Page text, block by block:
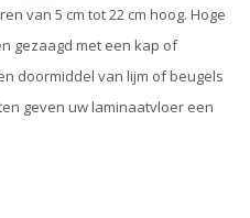
van 5 cm tot 22 cm hoog. Hoge
gezaagd met een kap of
doormiddel van lijm of beugels
geven uw laminaatvloer een